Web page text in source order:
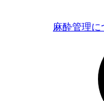
麻酔管理に